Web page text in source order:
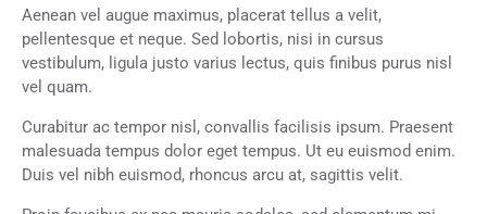
Aenean vel augue maximus, placerat tellus a velit,
pellentesque et neque. Sed lobortis, nisi in cursus
vestibulum, ligula justo varius lectus, quis finibus purus nisl
vel quam.
Curabitur ac tempor nisl, convallis facilisis ipsum. Praesent
malesuada tempus dolor eget tempus. Ut eu euismod enim.
Duis vel nibh euismod, rhoncus arcu at, sagittis velit.